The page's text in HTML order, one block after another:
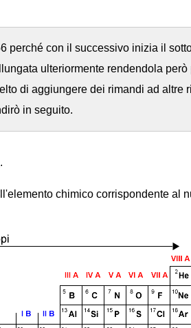
perché con il successivo inizia il
ulteriormente rendendola però
di aggiungere dei rimandi ad altre
in seguito.
.
chimico corrispondente al